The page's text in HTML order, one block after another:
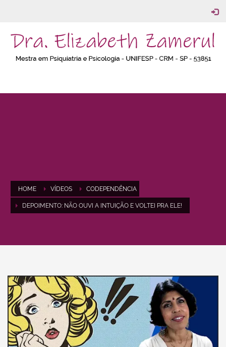
HOME VÍDEOS CODEPENDÊNCIA
DEPOIMENTO: NÃO OUVI A INTUIÇÃO E VOLTEI PRA ELE!